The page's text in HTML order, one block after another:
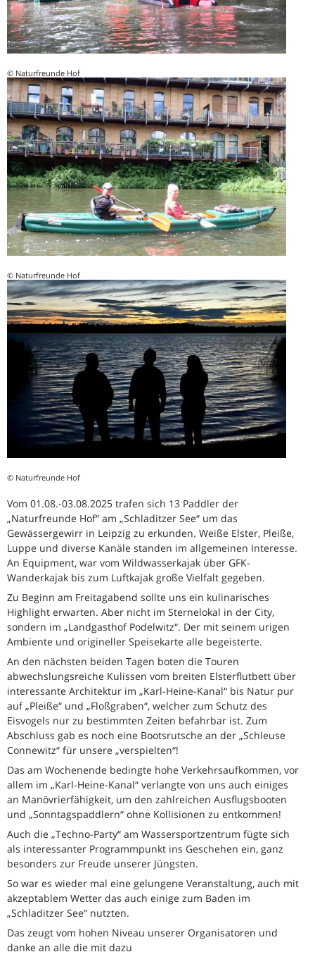
© Naturfreunde Hof
© Naturfreunde Hof
© Naturfreunde Hof
Vom 01.08.-03.08.2025 trafen sich 13 Paddler der
„Naturfreunde Hof“ am „Schladitzer See“ um das
Gewässergewirr in Leipzig zu erkunden. Weiße Elster, Pleiße,
Luppe und diverse Kanäle standen im allgemeinen Interesse.
An Equipment, war vom Wildwasserkajak über GFK-
Wanderkajak bis zum Luftkajak große Vielfalt gegeben.
Zu Beginn am Freitagabend sollte uns ein kulinarisches
Highlight erwarten. Aber nicht im Sternelokal in der City,
sondern im „Landgasthof Podelwitz“. Der mit seinem urigen
Ambiente und origineller Speisekarte alle begeisterte.
An den nächsten beiden Tagen boten die Touren
abwechslungsreiche Kulissen vom breiten Elsterflutbett über
interessante Architektur im „Karl-Heine-Kanal“ bis Natur pur
auf „Pleiße“ und „Floßgraben“, welcher zum Schutz des
Eisvogels nur zu bestimmten Zeiten befahrbar ist. Zum
Abschluss gab es noch eine Bootsrutsche an der „Schleuse
Connewitz“ für unsere „verspielten“!
Das am Wochenende bedingte hohe Verkehrsaufkommen, vor
allem im „Karl-Heine-Kanal“ verlangte von uns auch einiges
an Manövrierfähigkeit, um den zahlreichen Ausflugsbooten
und „Sonntagspaddlern“ ohne Kollisionen zu entkommen!
Auch die „Techno-Party“ am Wassersportzentrum fügte sich
als interessanter Programmpunkt ins Geschehen ein, ganz
besonders zur Freude unserer Jüngsten.
So war es wieder mal eine gelungene Veranstaltung, auch mit
akzeptablem Wetter das auch einige zum Baden im
„Schladitzer See“ nutzten.
Das zeugt vom hohen Niveau unserer Organisatoren und
danke an alle die mit dazu